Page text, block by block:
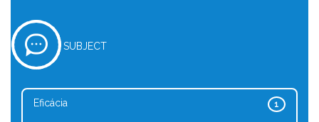
SUBJECT
1
Eficácia